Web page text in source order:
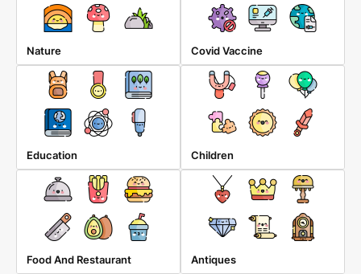
Nature Covid Vaccine
Education Children
Food And Restaurant Antiques